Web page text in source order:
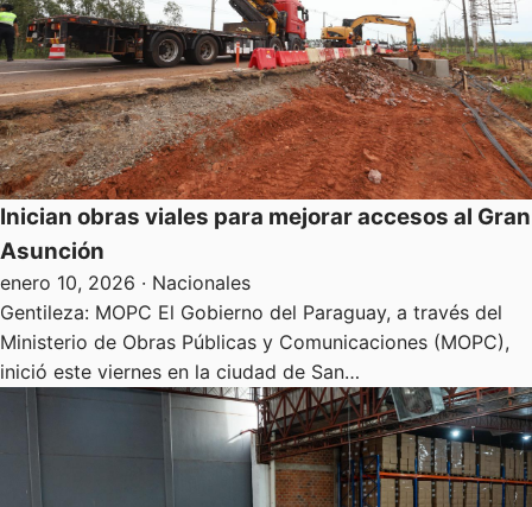
Inician obras viales para mejorar accesos al Gran
Asunción
enero 10, 2026 · Nacionales
Gentileza: MOPC El Gobierno del Paraguay, a través del
Ministerio de Obras Públicas y Comunicaciones (MOPC),
inició este viernes en la ciudad de San…